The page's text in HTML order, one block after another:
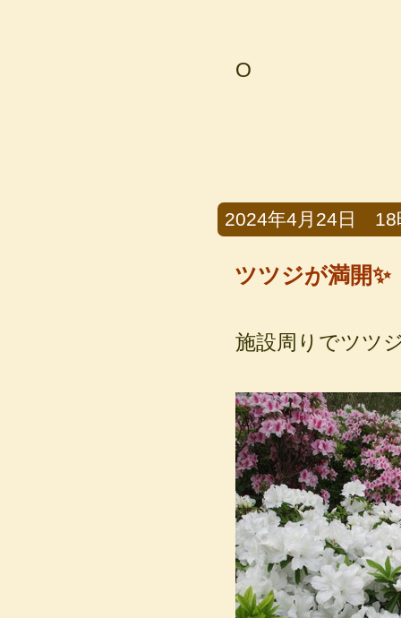
O
2024年4月24日 18
ツツジが満開✨
施設周りでツツ